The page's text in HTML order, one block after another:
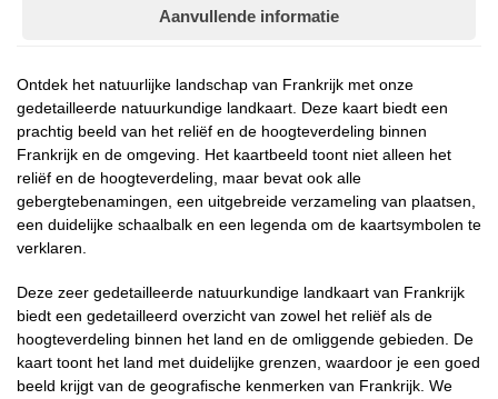
Aanvullende informatie
Ontdek het natuurlijke landschap van Frankrijk met onze
gedetailleerde natuurkundige landkaart. Deze kaart biedt een
prachtig beeld van het reliëf en de hoogteverdeling binnen
Frankrijk en de omgeving. Het kaartbeeld toont niet alleen het
reliëf en de hoogteverdeling, maar bevat ook alle
gebergtebenamingen, een uitgebreide verzameling van plaatsen,
een duidelijke schaalbalk en een legenda om de kaartsymbolen te
verklaren.
Deze zeer gedetailleerde natuurkundige landkaart van Frankrijk
biedt een gedetailleerd overzicht van zowel het reliëf als de
hoogteverdeling binnen het land en de omliggende gebieden. De
kaart toont het land met duidelijke grenzen, waardoor je een goed
beeld krijgt van de geografische kenmerken van Frankrijk. We